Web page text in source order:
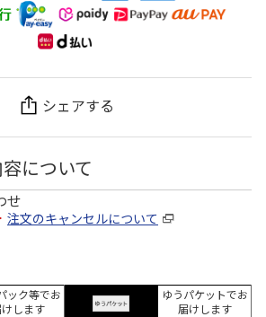
シェアする
について
せ
注文のキャンセルについて
ック等でお
けします
ゆうパケットでお
届けします